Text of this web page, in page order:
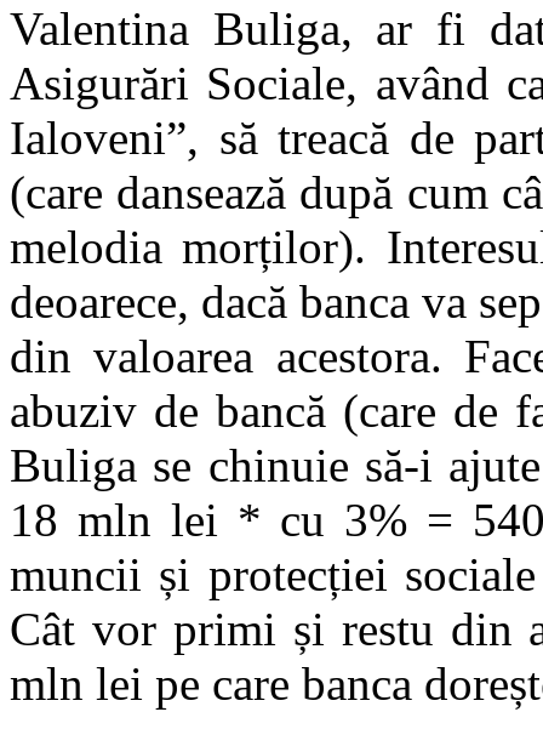
Valentina Buliga, ar fi
Asigurări Sociale, având
Ialoveni”, să treacă de
(care dansează după cum
melodia morților).
deoarece, dacă banca va
din valoarea acestora.
abuziv de bancă (care de
Buliga se chinuie să-i
18 mln lei * cu 3% =
muncii și protecției
Cât vor primi și restu din
mln lei pe care banca